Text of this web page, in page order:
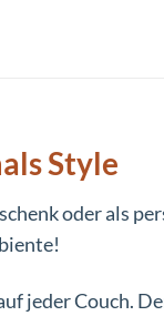
Style
oder als
jeder Couch.